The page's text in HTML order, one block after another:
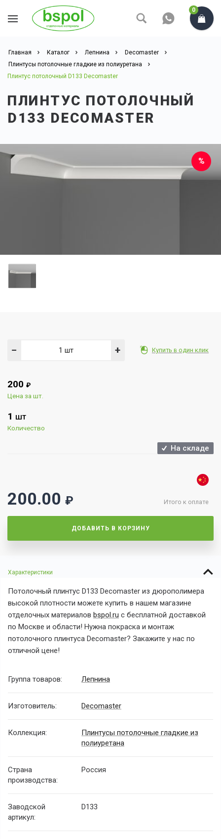
0
Главная Каталог Лепнина
Decomaster
Плинтусы потолочные гладкие из полиуретана
Плинтус потолочный D133 Decomaster
ПЛИНТУС ПОТОЛОЧНЫЙ
D133 DECOMASTER
Купить в один клик
− +
200 ₽
Цена за шт.
1 ШТ
Количество
На складе
Итого к оплате
200.00 ₽
ДОБАВИТЬ В КОРЗИНУ
Характеристики
Потолочный плинтус D133 Decomaster из дюрополимера
высокой плотности можете купить в нашем магазине
отделочных материалов bspol.ru с бесплатной доставкой
по Москве и области! Нужна покраска и монтаж
потолочного плинтуса Decomaster? Закажите у нас по
отличной цене!
Группа товаров: Лепнина
Изготовитель: Decomaster
Коллекция:
Плинтусы потолочные гладкие из
полиуретана
Страна
производства:
Россия
Заводской
артикул:
D133